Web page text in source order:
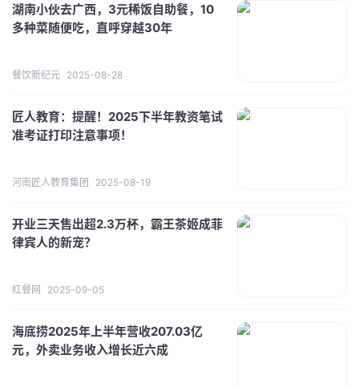
湖南小伙去广西，3元稀饭自助餐，10
多种菜随便吃，直呼穿越30年
餐饮新纪元 2025-08-28
匠人教育：提醒！2025下半年教资笔试
准考证打印注意事项！
河南匠人教育集团 2025-08-19
开业三天售出超2.3万杯，霸王茶姬成菲
律宾人的新宠？
红餐网 2025-09-05
海底捞2025年上半年营收207.03亿
元，外卖业务收入增长近六成